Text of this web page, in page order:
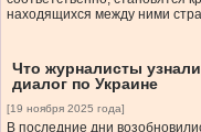
находящихся между ними
Что журналисты
диалог по Украине
[19 ноября 2025 года]
В последние дни